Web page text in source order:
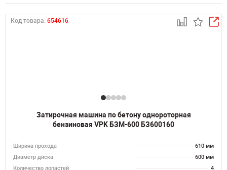
Код товара: 654616
Затирочная машина по бетону однороторная
бензиновая VPK БЗМ-600 БЗ600160
Ширина прохода
610 мм
Диаметр диска
600 мм
Количество лопастей
4